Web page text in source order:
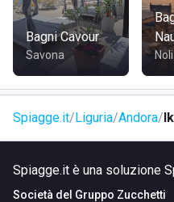
Bagni Cavour
Savona Noli
Spiagge.it Liguria Andora
Spiagge.it è una soluzione
Società del Gruppo Zucchetti